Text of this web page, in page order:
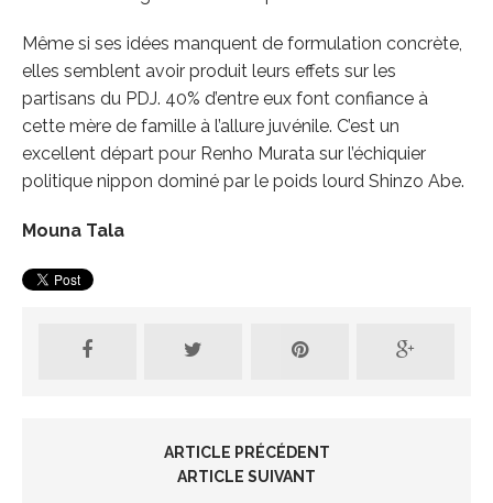
Même si ses idées manquent de formulation concrète,
elles semblent avoir produit leurs effets sur les
partisans du PDJ. 40% d’entre eux font confiance à
cette mère de famille à l’allure juvénile. C’est un
excellent départ pour Renho Murata sur l’échiquier
politique nippon dominé par le poids lourd Shinzo Abe.
Mouna Tala
ARTICLE PRÉCÉDENT
ARTICLE SUIVANT